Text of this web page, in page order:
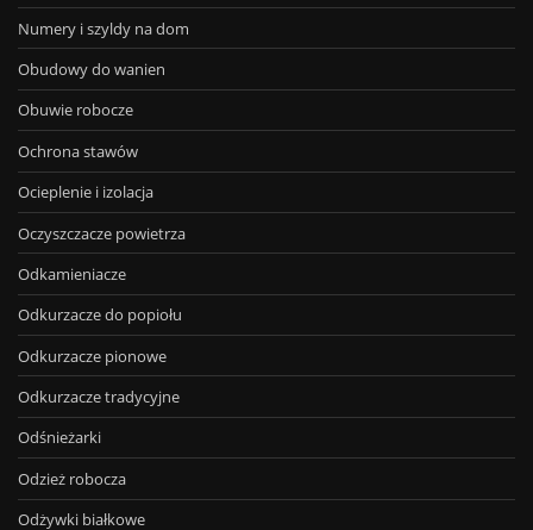
Numery i szyldy na dom
Obudowy do wanien
Obuwie robocze
Ochrona stawów
Ocieplenie i izolacja
Oczyszczacze powietrza
Odkamieniacze
Odkurzacze do popiołu
Odkurzacze pionowe
Odkurzacze tradycyjne
Odśnieżarki
Odzież robocza
Odżywki białkowe